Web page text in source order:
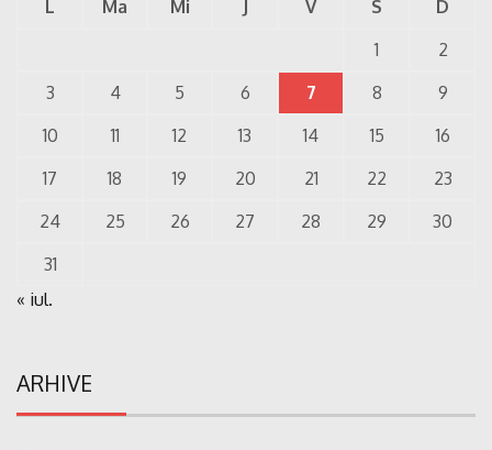
L Ma Mi J V S
D
1
2
3
4 5 6 7 8
9
10
11 12 13 14 15
16
17
18 19 20 21 22
23
24
25 26 27 28 29
30
31
« iul.
ARHIVE